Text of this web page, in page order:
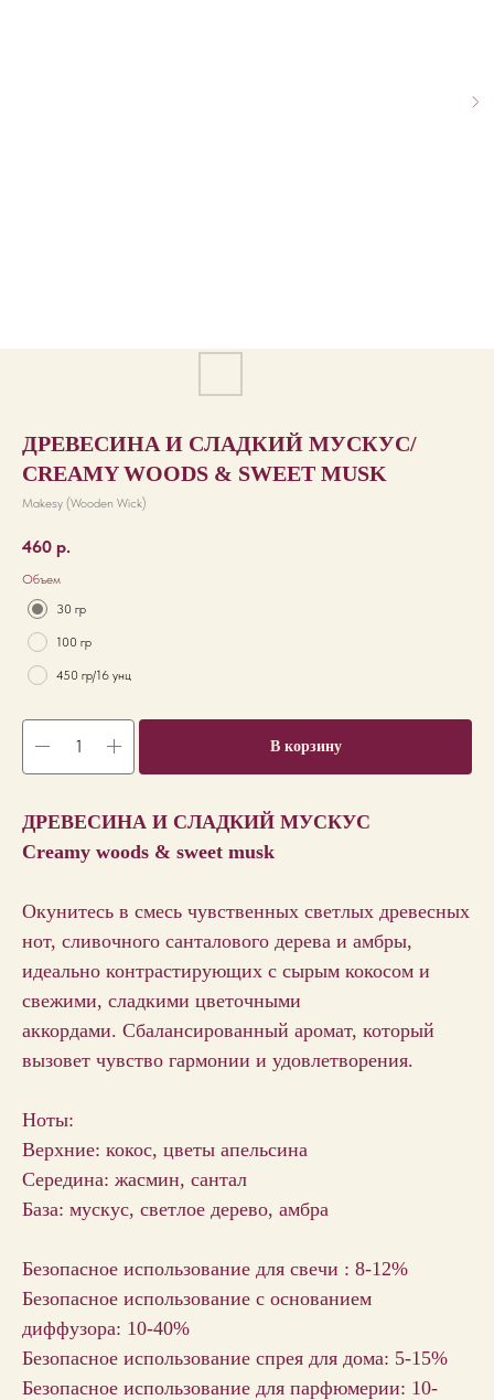
ДРЕВЕСИНА И СЛАДКИЙ МУСКУС/
СREAMY WOODS & SWEET MUSK
Makesy (Wooden Wick)
460 р.
Объем
30 гр
100 гр
450 гр/16 унц
В корзину
ДРЕВЕСИНА И СЛАДКИЙ МУСКУС
Сreamy woods & sweet musk
Окунитесь в смесь чувственных светлых древесных
нот, сливочного санталового дерева и амбры,
идеально контрастирующих с сырым кокосом и
свежими, сладкими цветочными
аккордами. Сбалансированный аромат, который
вызовет чувство гармонии и удовлетворения.
Ноты:
Верхние: кокос, цветы апельсина
Середина: жасмин, сантал
База: мускус, светлое дерево, амбра
Безопасное использование для свечи : 8-12%
Безопасное использование с основанием
диффузора: 10-40%
Безопасное использование спрея для дома: 5-15%
Безопасное использование для парфюмерии: 10-